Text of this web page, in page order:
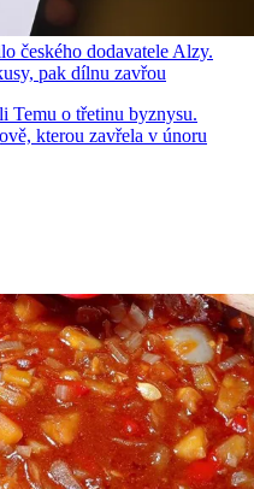
českého dodavatele Alzy.
pak dílnu zavřou
Temu o třetinu byznysu.
kterou zavřela v únoru